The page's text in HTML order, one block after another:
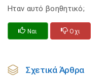
Ηταν αυτό βοηθητικό;
Ναι Οχι
Σχετικά Άρθρα